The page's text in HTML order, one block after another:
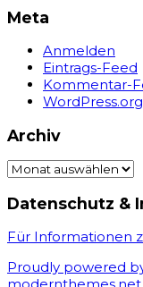
Meta
Anmelden
Eintrags-Feed
Kommentar-
WordPress.org
Archiv
Archiv
Datenschutz &
Für Informationen
Proudly powered